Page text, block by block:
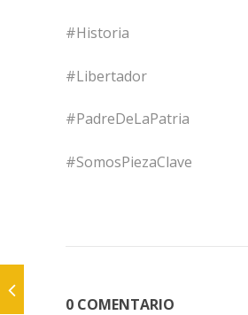
#Historia
#Libertador
#PadreDeLaPatria
#SomosPiezaClave
0 COMENTARIO